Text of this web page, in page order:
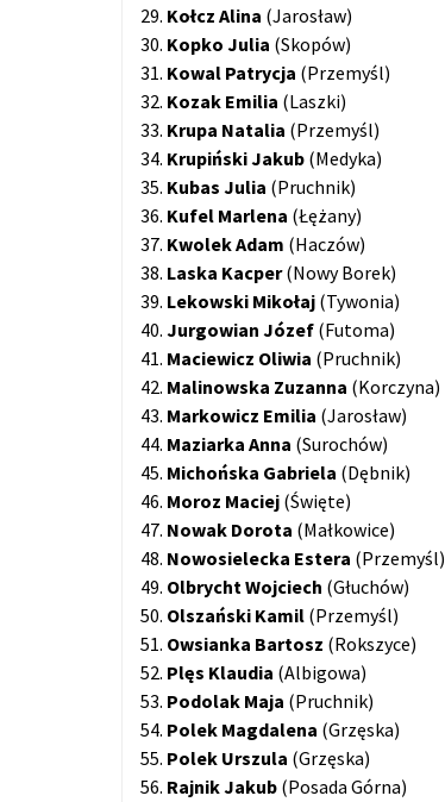
29. Kołcz Alina (Jarosław)
30. Kopko Julia (Skopów)
31. Kowal Patrycja (Przemyśl)
32. Kozak Emilia (Laszki)
33. Krupa Natalia (Przemyśl)
34. Krupiński Jakub (Medyka)
35. Kubas Julia (Pruchnik)
36. Kufel Marlena (Łężany)
37. KwolekAdam (Haczów)
38. Laska Kacper(Nowy Borek)
39. Lekowski Mikołaj (Tywonia)
40. Jurgowian Józef (Futoma)
41. Maciewicz Oliwia (Pruchnik)
42. Malinowska Zuzanna (Korczyna)
43. Markowicz Emilia (Jarosław)
44. Maziarka Anna (Surochów)
45. Michońska Gabriela (Dębnik)
46. Moroz Maciej (Święte)
47. Nowak Dorota (Małkowice)
48. Nowosielecka Estera (Przemyśl)
49. OlbrychtWojciech (Głuchów)
50. Olszański Kamil (Przemyśl)
51. Owsianka Bartosz (Rokszyce)
52. Plęs Klaudia (Albigowa)
53. Podolak Maja (Pruchnik)
54. Polek Magdalena (Grzęska)
55. Polek Urszula (Grzęska)
56. Rajnik Jakub (Posada Górna)